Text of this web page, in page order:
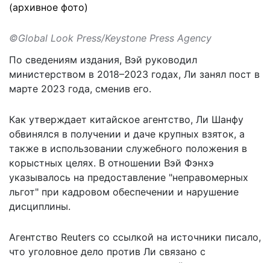
(архивное фото)
©Global Look Press/Keystone Press Agency
По сведениям издания, Вэй руководил
министерством в 2018–2023 годах, Ли занял пост в
марте 2023 года, сменив его.
Как утверждает китайское агентство, Ли Шанфу
обвинялся в получении и даче крупных взяток, а
также в использовании служебного положения в
корыстных целях. В отношении Вэй Фэнхэ
указывалось на предоставление "неправомерных
льгот" при кадровом обеспечении и нарушение
дисциплины.
Агентство Reuters со ссылкой на источники писало,
что уголовное дело против Ли связано с